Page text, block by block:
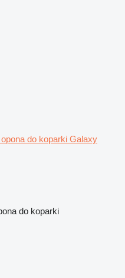
do koparki Galaxy
do koparki